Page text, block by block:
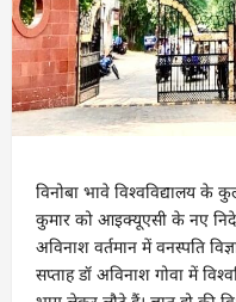
विनोबा भावे विश्वविद्यालय के
कुमार को आइक्यूएसी के नए
अविनाश वर्तमान में वनस्पति
सप्ताह डॉ अविनाश गोवा में